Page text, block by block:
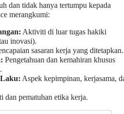
dan tidak hanya tertumpu kepada
merangkumi:
Aktiviti di luar tugas hakiki
inovasi).
sasaran kerja yang ditetapkan.
Pengetahuan dan kemahiran khusus
Aspek kepimpinan, kerjasama,
dan pematuhan etika kerja.